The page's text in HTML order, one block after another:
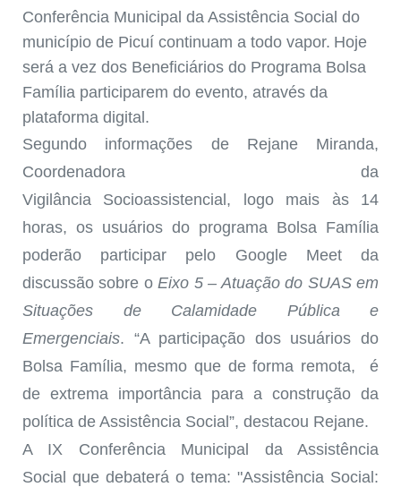
Conferência Municipal da Assistência Social do
município de Picuí continuam a todo vapor. Hoje
será a vez dos Beneficiários do Programa Bolsa
Família participarem do evento, através da
plataforma digital.
Segundo informações
de Rejane Miranda,
Coordenadora da
Vigilância
Socioassistencial, logo mais
às 14
horas, os usuários do programa Bolsa Família
poderão participar pelo Google Meet da
discussão sobre o Eixo 5 – Atuação do SUAS em
Situações de Calamidade Pública e
Emergenciais. “A participação dos usuários do
Bolsa Família, mesmo que de forma remota, é
de extrema importância para a construção da
política de Assistência Social”, destacou Rejane.
A IX Conferência Municipal da Assistência
Social que debaterá o tema: "Assistência Social: